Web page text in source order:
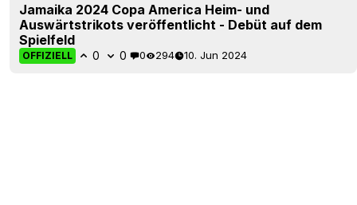
Jamaika 2024 Copa America Heim- und
Auswärtstrikots veröffentlicht - Debüt auf dem
Spielfeld
OFFIZIELL 0 0 0 294 10. Jun 2024